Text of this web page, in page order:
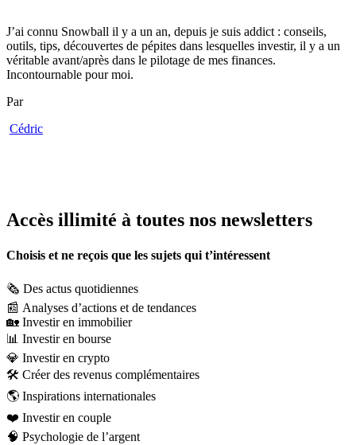
J’ai connu Snowball il y a un an, depuis je suis addict : conseils,
outils, tips, découvertes de pépites dans lesquelles investir, il y a un
véritable avant/après dans le pilotage de mes finances.
Incontournable pour moi.
Par
Cédric
Accès illimité à toutes nos newsletters
Choisis et ne reçois que les sujets qui t’intéressent
🗞️ Des actus quotidiennes
📰 Analyses d’actions et de tendances
🏡 Investir en immobilier
📊 Investir en bourse
💎 Investir en crypto
🛠️ Créer des revenus complémentaires
🌎 Inspirations internationales
❤️ Investir en couple
🧠 Psychologie de l’argent